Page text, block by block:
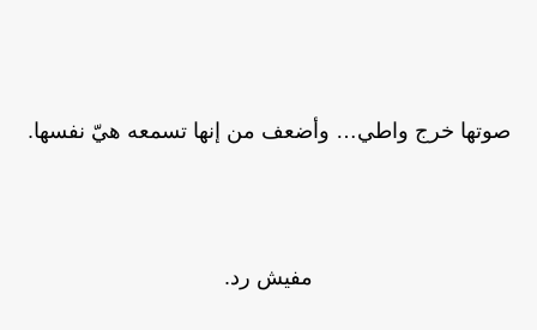
صوتها خرج واطي… وأضعف من إنها تسمعه هيّ نفسها.
مفيش رد.